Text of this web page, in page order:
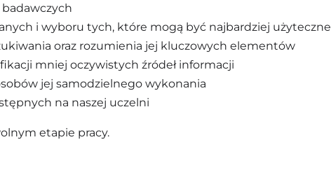
i wyboru tych, które mogą być najbardziej użyteczne
oraz rozumienia jej kluczowych elementów
mniej oczywistych źródeł informacji
jej samodzielnego wykonania
na naszej uczelni
etapie pracy.